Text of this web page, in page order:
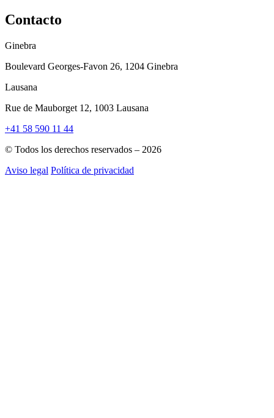
Contacto
Ginebra
Boulevard Georges-Favon 26, 1204 Ginebra
Lausana
Rue de Mauborget 12, 1003 Lausana
+41 58 590 11 44
© Todos los derechos reservados – 2026
Aviso legal Política de privacidad